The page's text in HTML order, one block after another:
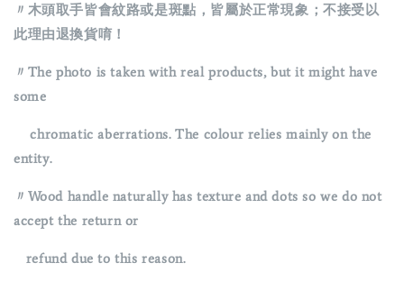
〃木頭取手皆會紋路或是斑點，皆屬於正常現象；不接受以
此理由退換貨唷！
〃The photo is taken with real products, but it might have
some
chromatic aberrations. The colour relies mainly on the
entity.
〃Wood handle naturally has texture and dots so we do not
accept the return or
refund due to this reason.